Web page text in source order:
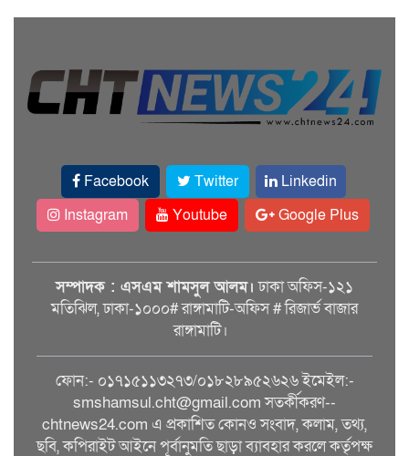
Facebook Twitter
Linkedin
Instagram
Youtube Google Plus
সম্পাদক : এসএম শামসুল আলম। ঢাকা অফিস-১২১
মতিঝিল, ঢাকা-১০০০# রাঙ্গামাটি-অফিস # রিজার্ভ বাজার
রাঙ্গামাটি।
ফোন:- ০১৭১৫১১৩২৭৩/০১৮২৮৯৫২৬২৬ ইমেইল:-
smshamsul.cht@gmail.com সতর্কীকরণ--
chtnews24.com এ প্রকাশিত কোনও সংবাদ, কলাম, তথ্য,
ছবি, কপিরাইট আইনে পূর্বানুমতি ছাড়া ব্যাবহার করলে কর্তৃপক্ষ